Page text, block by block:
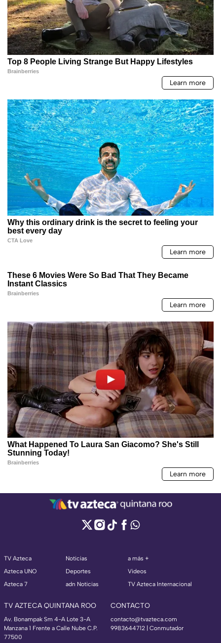
TV Azteca
Azteca UNO
Azteca 7
Noticias
Deportes
adn Noticias
a más +
Videos
TV Azteca Internacional
TV AZTECA QUINTANA ROO
Av. Bonampak Sm 4-A Lote 3-A
Manzana 1 Frente a Calle Nube C.P.
77500
CONTACTO
contacto@tvazteca.com
9983644712 | Conmutador